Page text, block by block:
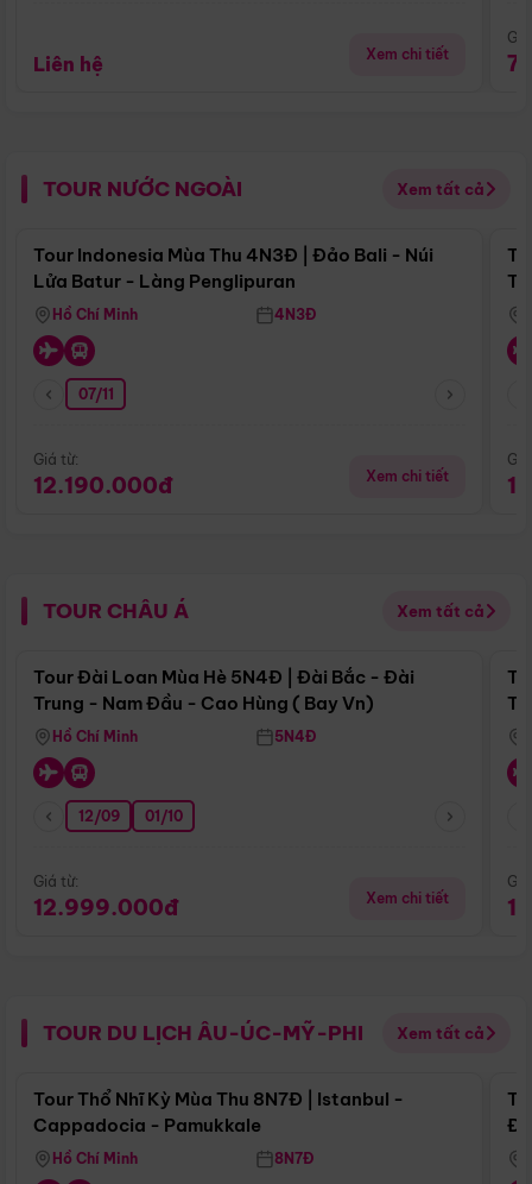
Liên hệ Xem chi tiết
TOUR NƯỚC NGOÀI Xem tất cả
Điểm nổi bật
Tour Indonesia Mùa Thu 4N3Đ | Đảo Bali - Núi
Lửa Batur - Làng Penglipuran
Hồ Chí Minh 4N3Đ
07/11
Giá từ:
12.190.000đ Xem chi tiết
TOUR CHÂU Á Xem tất cả
Điểm nổi bật
Tour Đài Loan Mùa Hè 5N4Đ | Đài Bắc - Đài
Trung - Nam Đầu - Cao Hùng ( Bay Vn)
Hồ Chí Minh 5N4Đ
12/09 01/10
Giá từ:
12.999.000đ Xem chi tiết
TOUR DU LỊCH ÂU-ÚC-MỸ-PHI Xem tất cả
Điểm nổi bật
Tour Thổ Nhĩ Kỳ Mùa Thu 8N7Đ | Istanbul -
Cappadocia - Pamukkale
Hồ Chí Minh 8N7Đ